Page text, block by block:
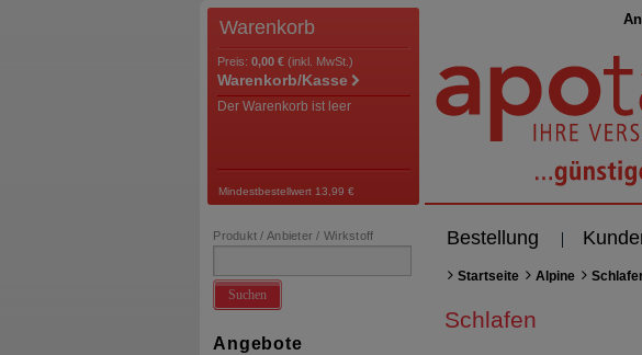
Warenkorb
Preis: 0,00 € (inkl. MwSt.)
Warenkorb/Kasse
Der Warenkorb ist leer
Mindestbestellwert 13,99 €
Bestellung
Produkt / Anbieter / Wirkstoff
Suchen
Angebote
Startseite Alpine
Schlafen